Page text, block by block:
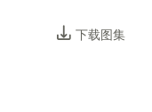
下载图集